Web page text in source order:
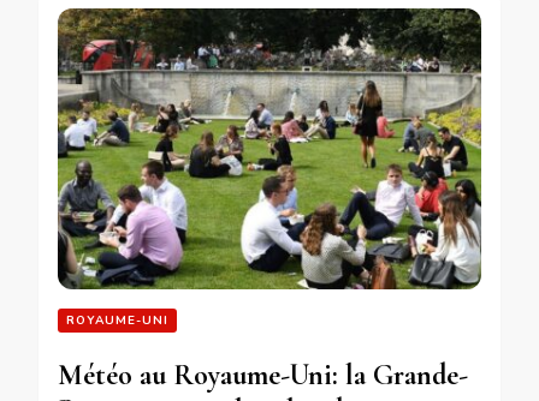
ROYAUME-UNI
Météo au Royaume-Uni: la Grande-